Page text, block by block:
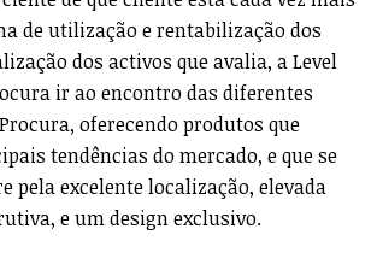
-projeto do atelier de arquitetura
9)